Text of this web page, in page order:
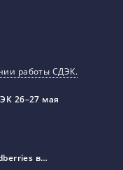
работы СДЭК.
26–27 мая
в…